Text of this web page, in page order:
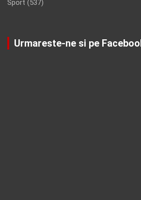
Sport (537)
Urmareste-ne si pe